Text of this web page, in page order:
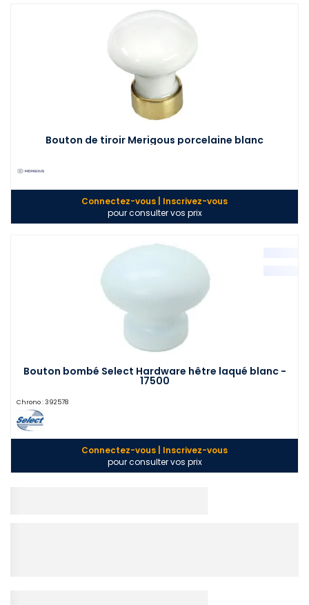
Bouton de tiroir Merigous porcelaine blanc
Connectez-vous | Inscrivez-vous
pour consulter vos prix
Bouton bombé Select Hardware hêtre laqué blanc -
17500
Chrono : 392578
Connectez-vous | Inscrivez-vous
pour consulter vos prix